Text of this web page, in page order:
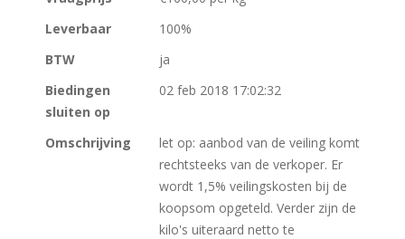
Leverbaar
100%
BTW
ja
Biedingen
sluiten op
02 feb 2018 17:02:32
Omschrijving
let op: aanbod van de veiling komt
rechtsteeks van de verkoper. Er
wordt 1,5% veilingskosten bij de
koopsom opgeteld. Verder zijn de
kilo's uiteraard netto te